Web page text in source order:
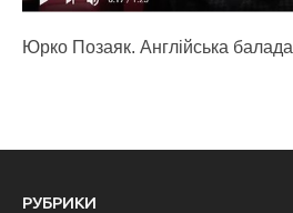
Юрко Позаяк. Англійська балада
РУБРИКИ